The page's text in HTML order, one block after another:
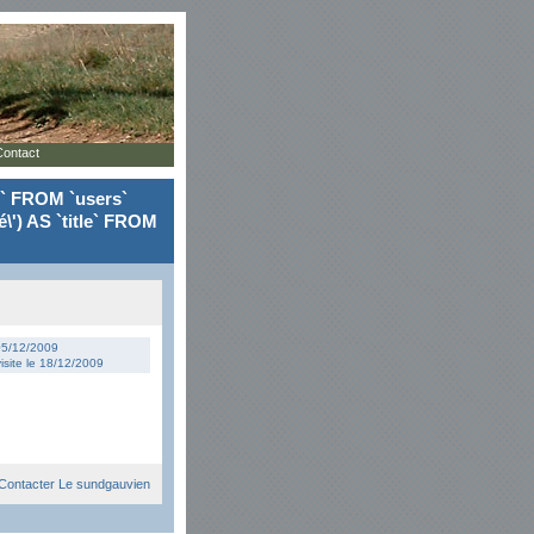
FROM `users`
AS `title` FROM
12/2009
le 18/12/2009
Le sundgauvien